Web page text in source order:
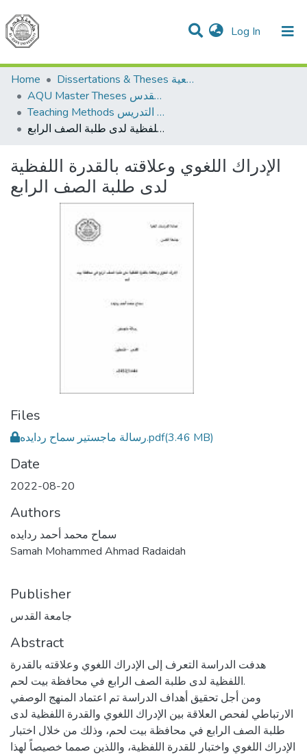
Log In (current)
Communities & Collections
All of DSpace
Home
Dissertations & Theses الرسائل الجامعية
AQU Master Theses الرسائل الجامعية الخاصة بجامعة القدس
Teaching Methods أساليب التدريس
الإدراك اللغوي وعلاقته بالقدرة اللفظية لدى طلبة الصف الرابع
الإدراك اللغوي وعلاقته بالقدرة اللفظية
لدى طلبة الصف الرابع
Files
رسالة ماجستير سماح ردايده.pdf(3.46 MB)
Date
2022-08-20
Authors
سماح محمد أحمد ردايده
Samah Mohammed Ahmad Radaidah
Publisher
جامعة القدس
Abstract
هدفت الدراسة التعرف إلى الإدراك اللغوي وعلاقته بالقدرة
اللفظية لدى طلبة الصف الرابع في محافظة بيت لحم.
ومن أجل تحقيق أهداف الدراسة تم اعتماد المنهج الوصفي
الارتباطي لفحص العلاقة بين الإدراك اللغوي والقدرة اللفظية لدى
طلبة الصف الرابع في محافظة بيت لحم، وذلك من خلال اختبار
الإدراك اللغوي واختبار للقدرة اللفظية، واللذين صمما خصيصاً لهذا